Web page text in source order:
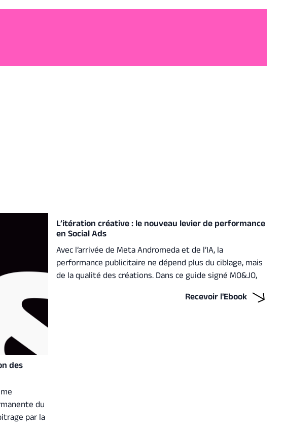
des
du
par la
L’itération créative : le nouveau levier de performance
en Social Ads
Avec l’arrivée de Meta Andromeda et de l’IA, la
performance publicitaire ne dépend plus du ciblage, mais
de la qualité des créations. Dans ce guide signé MO&JO,
adapter, devient le moteur de campagnes plus
Recevoir l'Ebook